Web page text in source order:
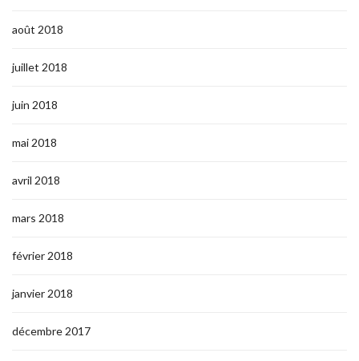
août 2018
juillet 2018
juin 2018
mai 2018
avril 2018
mars 2018
février 2018
janvier 2018
décembre 2017